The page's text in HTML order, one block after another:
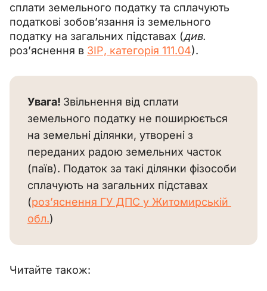
сплати земельного податку та сплачують
податкові зобов’язання із земельного
податку на загальних підставах (див.
роз’яснення в ЗІР, категорія 111.04).
Увага! Звільнення від сплати
земельного податку не поширюється
на земельні ділянки, утворені з
переданих радою земельних часток
(паїв). Податок за такі ділянки фізособи
сплачують на загальних підставах
(роз’яснення ГУ ДПС у Житомирській
обл.)
Читайте також: